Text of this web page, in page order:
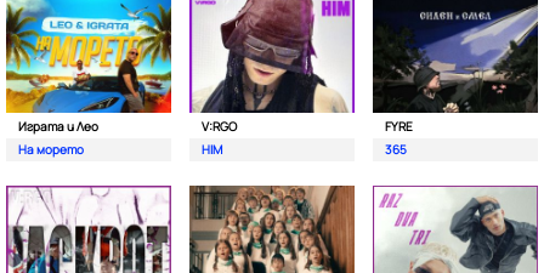
Играта и Лео
На морето
V:RGO
HIM
FYRE
365